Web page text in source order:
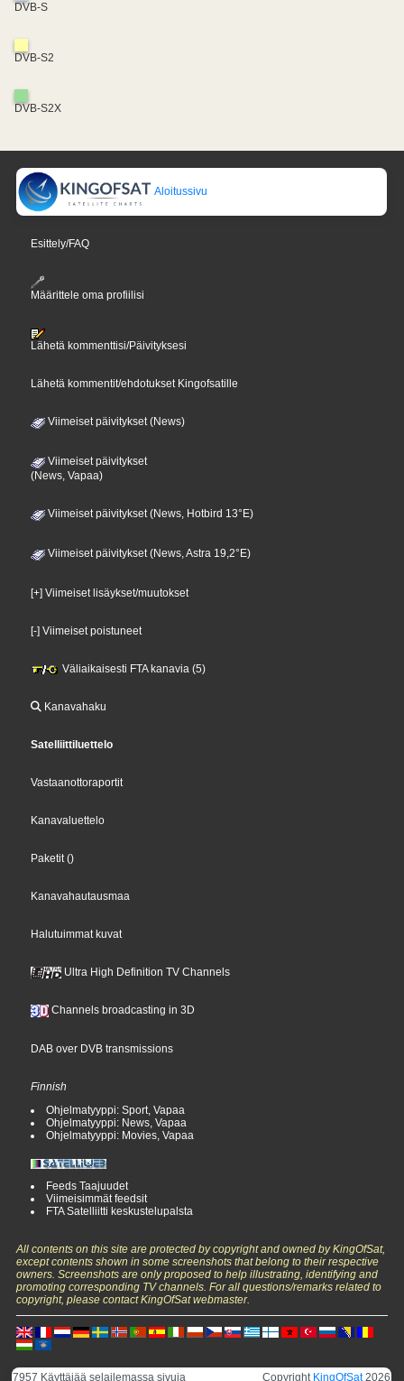
DVB-S
DVB-S2
DVB-S2X
Aloitussivu
Esittely/FAQ
Määrittele oma profiilisi
Lähetä kommenttisi/Päivityksesi
Lähetä kommentit/ehdotukset Kingofsatille
Viimeiset päivitykset (News)
Viimeiset päivitykset
(News, Vapaa)
Viimeiset päivitykset (News, Hotbird 13°E)
Viimeiset päivitykset (News, Astra 19,2°E)
[+] Viimeiset lisäykset/muutokset
[-] Viimeiset poistuneet
Väliaikaisesti FTA kanavia (5)
Kanavahaku
Satelliittiluettelo
Vastaanottoraportit
Kanavaluettelo
Paketit()
Kanavahautausmaa
Halutuimmat kuvat
Ultra High Definition TV Channels
Channels broadcasting in 3D
DAB over DVB transmissions
Finnish
Ohjelmatyyppi: Sport, Vapaa
Ohjelmatyyppi: News, Vapaa
Ohjelmatyyppi: Movies, Vapaa
Feeds Taajuudet
Viimeisimmät feedsit
FTA Satelliitti keskustelupalsta
All contents on this site are protected by copyright and owned by KingOfSat,
except contents shown in some screenshots that belong to their respective
owners. Screenshots are only proposed to help illustrating, identifying and
promoting corresponding TV channels. For all questions/remarks related to
copyright, please contact KingOfSat webmaster.
7957 Käyttäjää selailemassa sivuja Copyright KingOfSat2026